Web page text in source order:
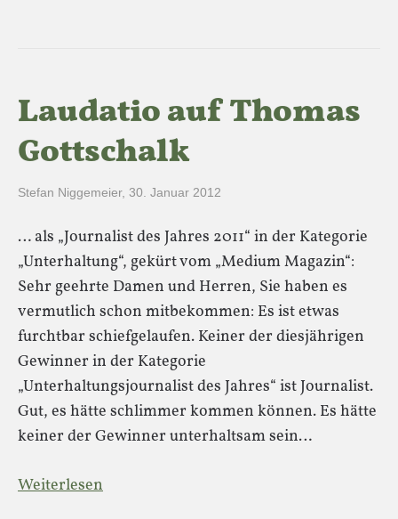
Laudatio auf Thomas
Gottschalk
Stefan Niggemeier, 30. Januar 2012
… als „Journalist des Jahres 2011“ in der Kategorie
„Unterhaltung“, gekürt vom „Medium Magazin“:
Sehr geehrte Damen und Herren, Sie haben es
vermutlich schon mitbekommen: Es ist etwas
furchtbar schiefgelaufen. Keiner der diesjährigen
Gewinner in der Kategorie
„Unterhaltungsjournalist des Jahres“ ist Journalist.
Gut, es hätte schlimmer kommen können. Es hätte
keiner der Gewinner unterhaltsam sein…
Weiterlesen